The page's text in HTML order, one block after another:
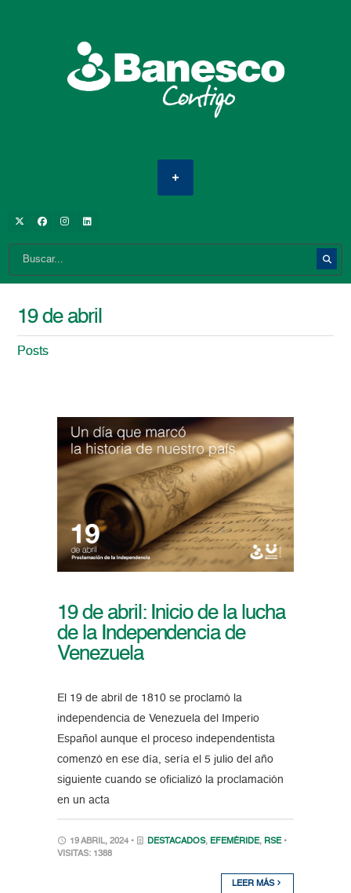
19 de abril
Posts
19 de abril: Inicio de la lucha
de la Independencia de
Venezuela
El 19 de abril de 1810 se proclamó la
independencia de Venezuela del Imperio
Español aunque el proceso independentista
comenzó en ese día, sería el 5 julio del año
siguiente cuando se oficializó la proclamación
en un acta
19 ABRIL, 2024 • DESTACADOS, EFEMÉRIDE, RSE •
VISITAS: 1388
LEER MÁS